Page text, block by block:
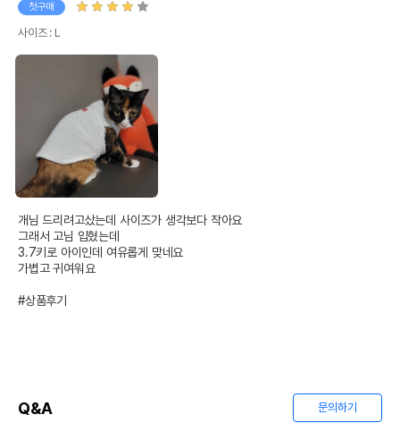
첫구매
사이즈 : L
개님 드리려고샀는데 사이즈가 생각보다 작아요
그래서 고님 입혔는데
3.7키로 아이인데 여유롭게 맞네요
가볍고 귀여워요
#상품후기
Q&A 문의하기